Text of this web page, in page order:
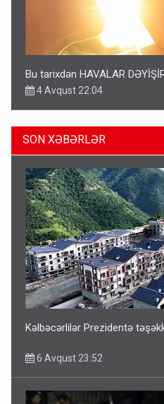
Bu tarixdən HAVALAR
4 Avqust 22:04
ŞOK! David Seliverstov
6 Avqust 14:14
SON XƏBƏRLƏR
Kəlbəcərlilər Prezidentə
6 Avqust 23:52